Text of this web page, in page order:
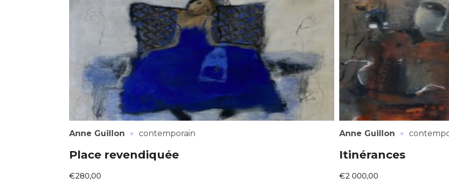
Anne Guillon · contemporain
Place revendiquée
€280,00
Anne Guillon ·
Itinérances
€2 000,00